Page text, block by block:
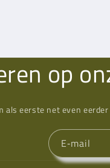
op
als eerste net even
E‑mail